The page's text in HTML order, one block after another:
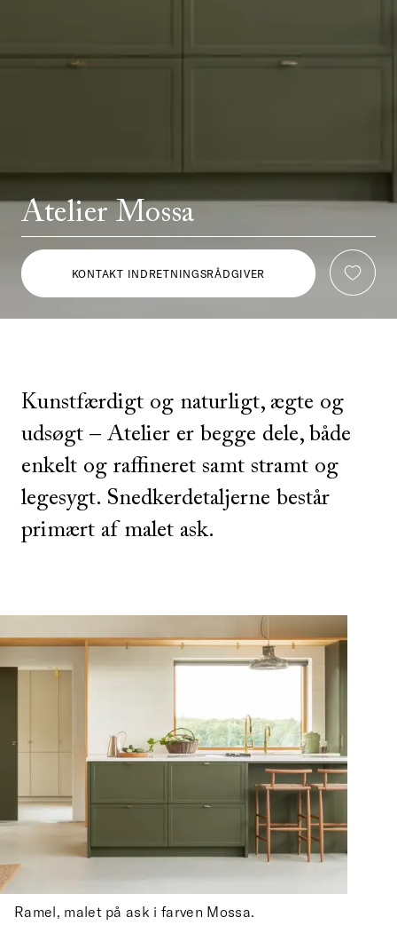
Atelier Mossa
KONTAKT INDRETNINGSRÅDGIVER
Kunstfærdigt og naturligt, ægte og
udsøgt – Atelier er begge dele, både
enkelt og raffineret samt stramt og
legesygt. Snedkerdetaljerne består
primært af malet ask.
Ramel, malet på ask i farven Mossa.